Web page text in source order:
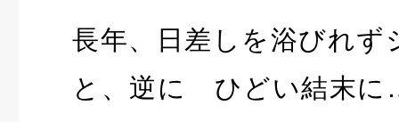
長年、日差しを浴びれず
と、逆に ひどい結末